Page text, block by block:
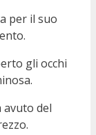
per il suo
gli occhi
avuto del